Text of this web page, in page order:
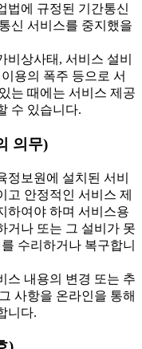
법에 규정된 기간통신
신 서비스를 중지했을
상사태, 서비스 설비
용의 폭주 등으로 서
는 때에는 서비스 제공
수 있습니다.
의무)
보원에 설치된 서비
고 안정적인 서비스 제
하여야 하며 서비스용
거나 또는 그 설비가 못
수리하거나 복구합니
내용의 변경 또는 추
사항을 온라인을 통해
니다.